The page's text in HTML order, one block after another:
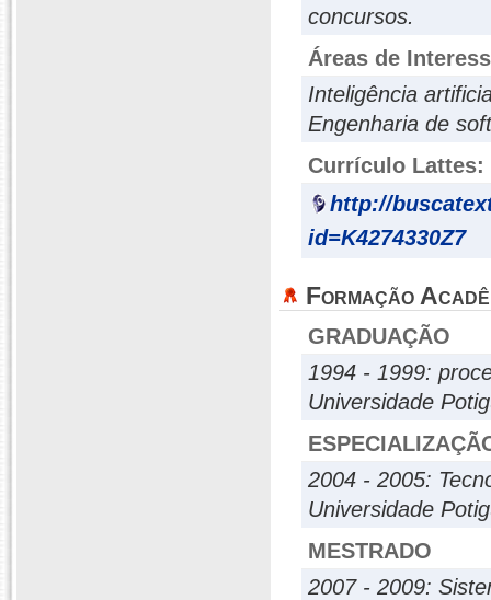
concursos.
Áreas de
Inteligência
Engenharia de
Currículo Lattes:
http://
id=K4274330Z7
Formação
GRADUAÇÃO
1994 - 1999:
Universidade
2004 - 2005:
Universidade
MESTRADO
2007 - 2009: